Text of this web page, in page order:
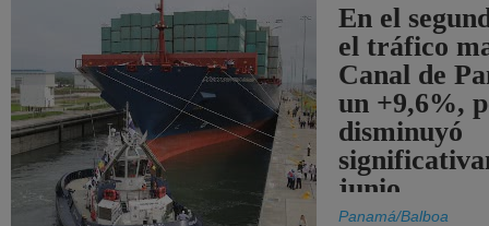
En el
el tráfico
Canal de
un +9,6%,
disminuyó
junio.
Panamá/Balboa